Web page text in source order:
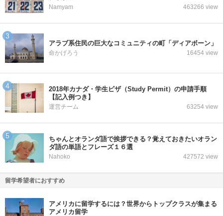
Namyam 463266 view
アラブ系住民の巨大なコミュニティの町「ディアボーン」
命かげろう 16454 view
2018年カナダ・学生ビザ（Study Permit）の申請手順
【記入例つき】
運営チーム 63254 view
ちゃんとオランダ語で挨拶できる？覚えておきたいオラン
ダ語の単語とフレーズ１６選
Nahoko 427572 view
留学希望者におすすめ
アメリカに留学するには？世界からトップクラスが集まる
アメリカ留学